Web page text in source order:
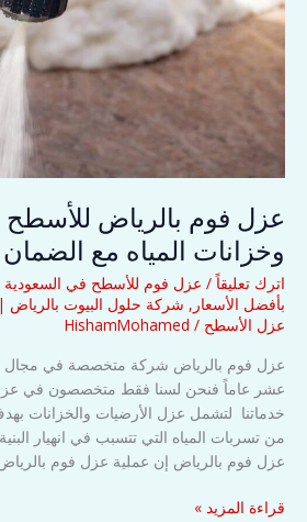
عزل فوم بالرياض للأسطح
وخزانات المياه مع الضمان
اترك تعليقاً / عزل فوم للأسطح في
بأفضل الأسعار , شركة حلول البيوت
عزل الأسطح /
HishamMohamed
عزل فوم بالرياض شركة متخصصة في مجال
عشر عاماً فنحن لسنا فقط متخصصون في
خدماتنا لتشمل عزل الأرضيات والخزانات
من تسربات المياه التي تتسبب في انهيار
عزل فوم بالرياض إن عملية عزل فوم
عزل
قراءة المزيد »